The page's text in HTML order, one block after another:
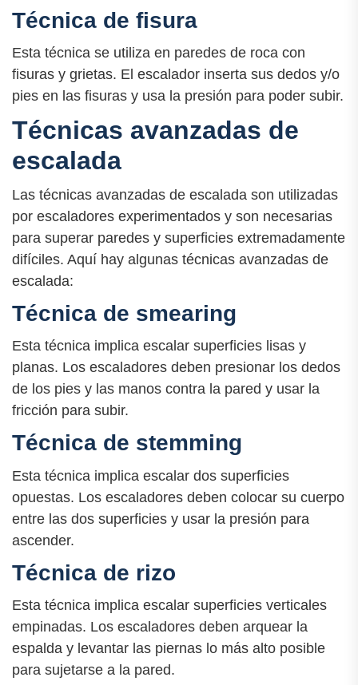
Técnica de fisura
Esta técnica se utiliza en paredes de roca con
fisuras y grietas. El escalador inserta sus dedos y/o
pies en las fisuras y usa la presión para poder subir.
Técnicas avanzadas de
escalada
Las técnicas avanzadas de escalada son utilizadas
por escaladores experimentados y son necesarias
para superar paredes y superficies extremadamente
difíciles. Aquí hay algunas técnicas avanzadas de
escalada:
Técnica de smearing
Esta técnica implica escalar superficies lisas y
planas. Los escaladores deben presionar los dedos
de los pies y las manos contra la pared y usar la
fricción para subir.
Técnica de stemming
Esta técnica implica escalar dos superficies
opuestas. Los escaladores deben colocar su cuerpo
entre las dos superficies y usar la presión para
ascender.
Técnica de rizo
Esta técnica implica escalar superficies verticales
empinadas. Los escaladores deben arquear la
espalda y levantar las piernas lo más alto posible
para sujetarse a la pared.